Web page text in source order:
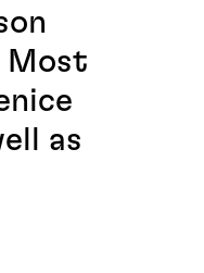
Most
as